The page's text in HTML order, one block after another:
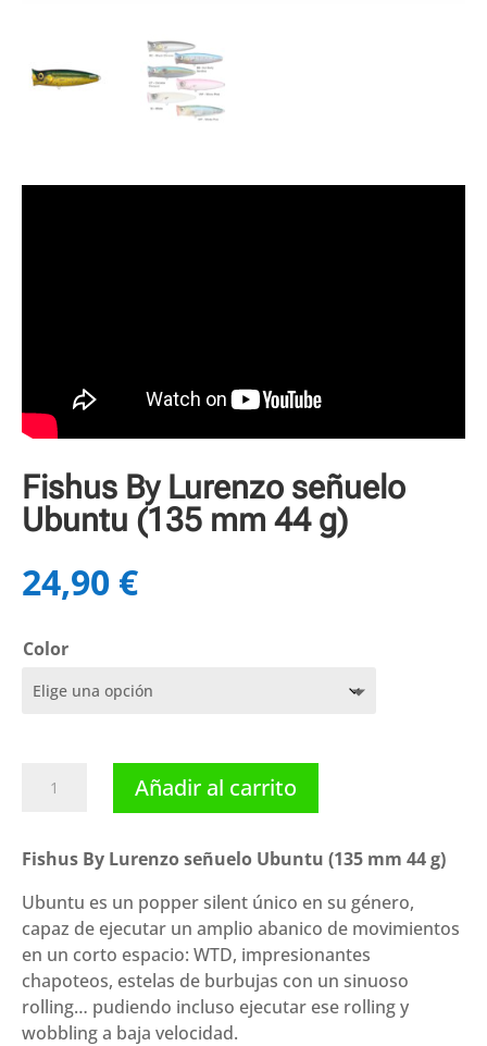
Fishus By Lurenzo señuelo
Ubuntu (135 mm 44 g)
24,90 €
Color
señuelo
(135
mm
44
g)
cantidad
Añadir al carrito
Fishus By Lurenzo señuelo Ubuntu (135 mm 44 g)
Ubuntu es un popper silent único en su género,
capaz de ejecutar un amplio abanico de movimientos
en un corto espacio: WTD, impresionantes
chapoteos, estelas de burbujas con un sinuoso
rolling… pudiendo incluso ejecutar ese rolling y
wobbling a baja velocidad.